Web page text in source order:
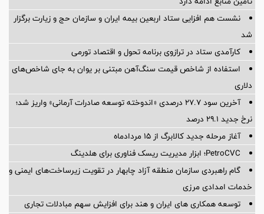
نشست هم افزایی ستاد اربعین بیمه ایران و سازمان حج و زیارت برگزار
شد
کارآمدی ستاد در ترازوی برنامه تحول و اقتصاد تورمی
استفاده از شاخص قیمت سنگ‌آهن مبتنی بر یوان به جای شاخص‌های
دلاری
آخرین سود ۲۷.۷ درصدی «اندوخته توسعه صادرات آرمانی» واریز شد؛
نرخ جدید ۲۹.۱ درصد
آغاز مرحله جدید کالابرگ از ۱۵ مردادماه
PetroCVC؛ ابزار مدیریت ریسک فناوری برای هلدینگ
گام راهبردی سازمان منطقه آزاد چابهار در تقویت زیرساخت‌های ایمنی و
خدمات امدادی مرزی
توسعه همکاری های ایران و هند برای افزایش سهم مبادلات تجاری